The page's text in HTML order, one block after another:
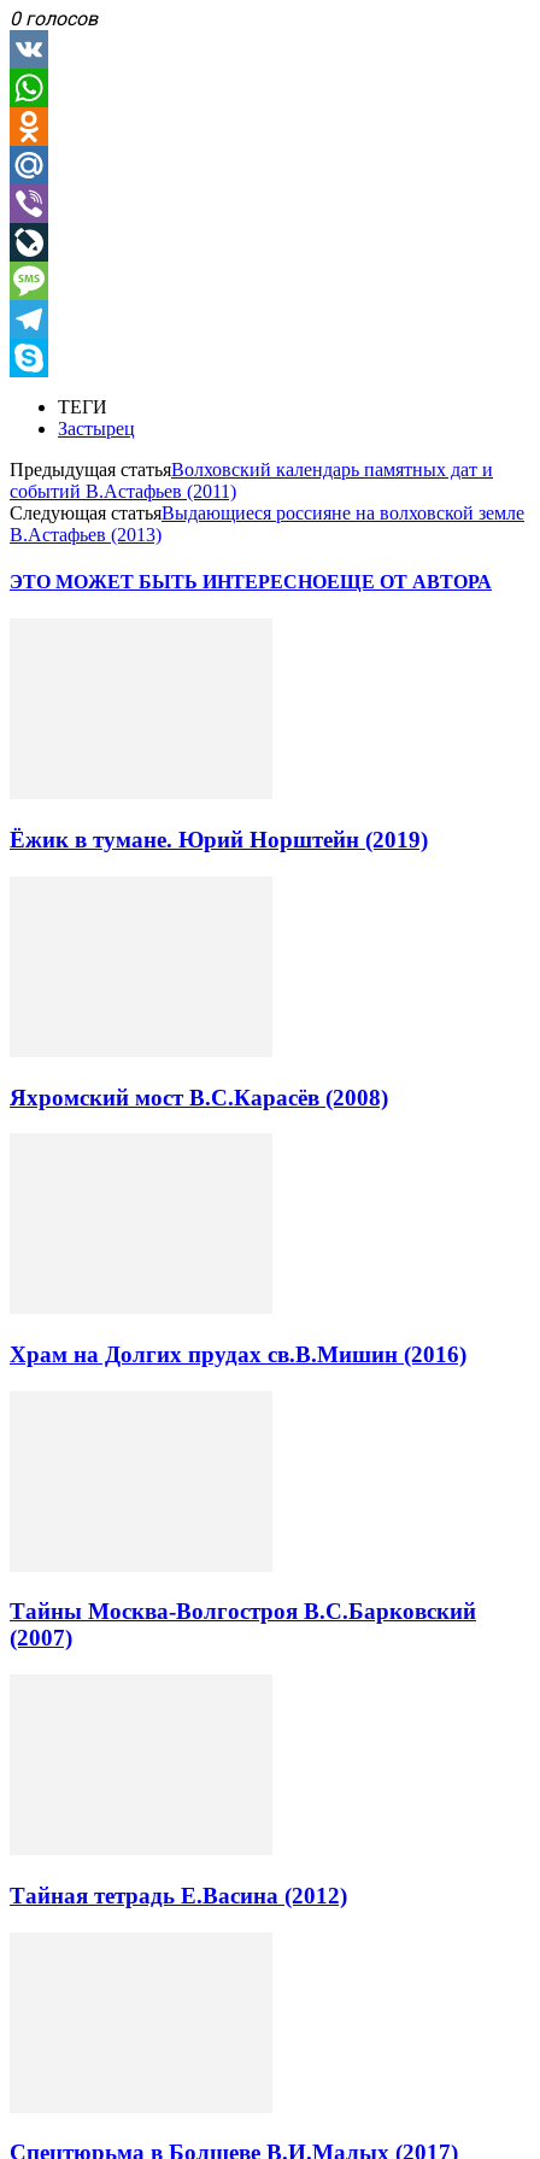
0 голосов
VK
WhatsApp
Odnoklassniki
Mail.Ru
Viber
LiveJournal
Message
Telegram
SkypeТЕГИ
Застырец
Предыдущая статьяВолховский календарь памятных дат и
событий В.Астафьев (2011)
Следующая статьяВыдающиеся россияне на волховской земле
В.Астафьев (2013)
ЭТО МОЖЕТ БЫТЬ ИНТЕРЕСНОЕЩЕ ОТ АВТОРА
Ёжик в тумане. Юрий Норштейн (2019)
Яхромский мост В.С.Карасёв (2008)
Храм на Долгих прудах св.В.Мишин (2016)
Тайны Москва-Волгостроя В.С.Барковский
(2007)
Тайная тетрадь Е.Васина (2012)
Спецтюрьма в Болшеве В.И.Малых (2017)